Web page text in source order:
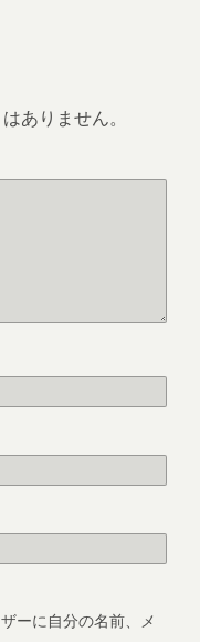
ありません。
ーに自分の名前、メ